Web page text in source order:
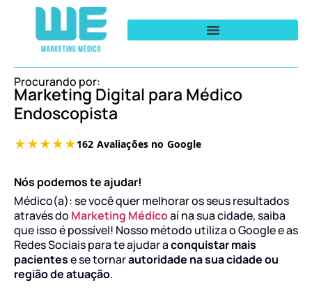
Procurando por:
Marketing Digital para Médico
Endoscopista
Nós podemos te ajudar!
Médico(a): se você quer melhorar os seus resultados
através do Marketing Médicoaí na sua cidade, saiba
que isso é possível! Nosso método utiliza o Google e as
Redes Sociais para te ajudar aconquistar mais
pacientese se tornarautoridade na sua cidade ou
região de atuação.